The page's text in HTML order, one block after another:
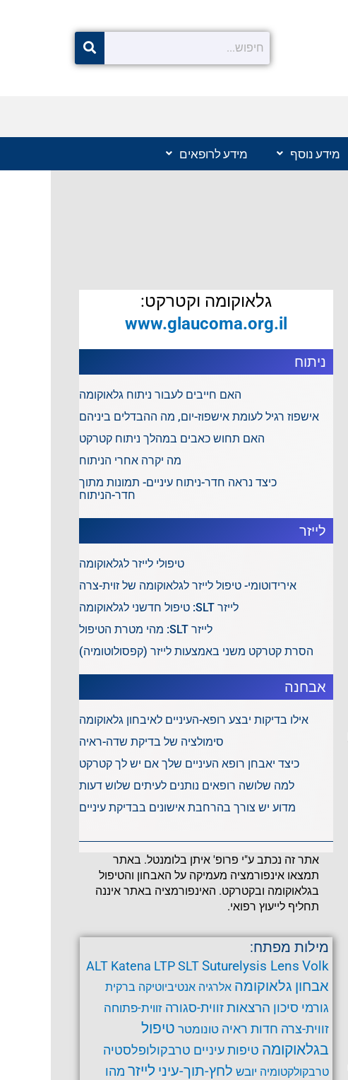
מידע נוסף מידע לרופאים
גלאוקומה וקטרקט:
www.glaucoma.org.il
ניתוח
האם חייבים לעבור ניתוח גלאוקומה
אישפוז רגיל לעומת אישפוז-יום, מה ההבדלים ביניהם
האם תחוש כאבים במהלך ניתוח קטרקט
מה יקרה אחרי הניתוח
כיצד נראה חדר-ניתוח עיניים- תמונות מתוך
חדר-הניתוח
לייזר
טיפולי לייזר לגלאוקומה
אירידוטומי- טיפול לייזר לגלאוקומה של זוית-צרה
לייזר SLT: טיפול חדשני לגלאוקומה
לייזר SLT: מהי מטרת הטיפול
הסרת קטרקט משני באמצעות לייזר (קפסולוטומיה)
אבחנה
אילו בדיקות יבצע רופא-העיניים לאיבחון גלאוקומה
סימולציה של בדיקת שדה-ראיה
כיצד יאבחן רופא העיניים שלך אם יש לך קטרקט
למה שלושה רופאים נותנים לעיתים שלוש דעות
מדוע יש צורך בהרחבת אישונים בבדיקת עיניים
אתר זה נכתב ע"י פרופ' איתן בלומנטל. באתר
תמצאו אינפורמציה מעמיקה על האבחון והטיפול
בגלאוקומה ובקטרקט. האינפורמציה באתר איננה
תחליף לייעוץ רפואי.
מילות מפתח:
ALT Katena LTPSLTSuturelysis Lens Volk
אבחון גלאוקומה אלרגיה אנטיביוטיקה ברקית
גורמי סיכון הרצאותזווית-סגורה זווית-פתוחה
זווית-צרה חדות ראיה טונומטר טיפול
בגלאוקומה טיפות עיניים טרבקולופלסטיה
טרבקולקטומיה יובש לחץ-תוך-עיני לייזר מהו